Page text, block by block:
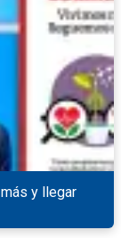
y llegar